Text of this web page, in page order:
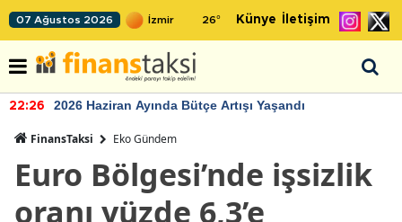
07 Ağustos 2026 26° Künye İletişim
22:26 2026 Haziran Ayında Bütçe Artışı Yaşandı
FinansTaksi Eko Gündem
Euro Bölgesi’nde işsizlik
oranı yüzde 6,3’e